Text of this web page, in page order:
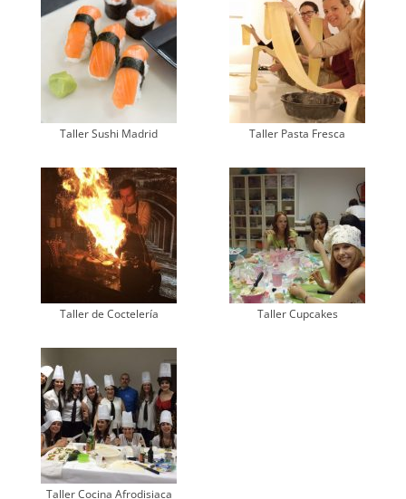
Taller Sushi Madrid Taller Pasta Fresca
Taller de Coctelería Taller Cupcakes
Taller Cocina Afrodisiaca